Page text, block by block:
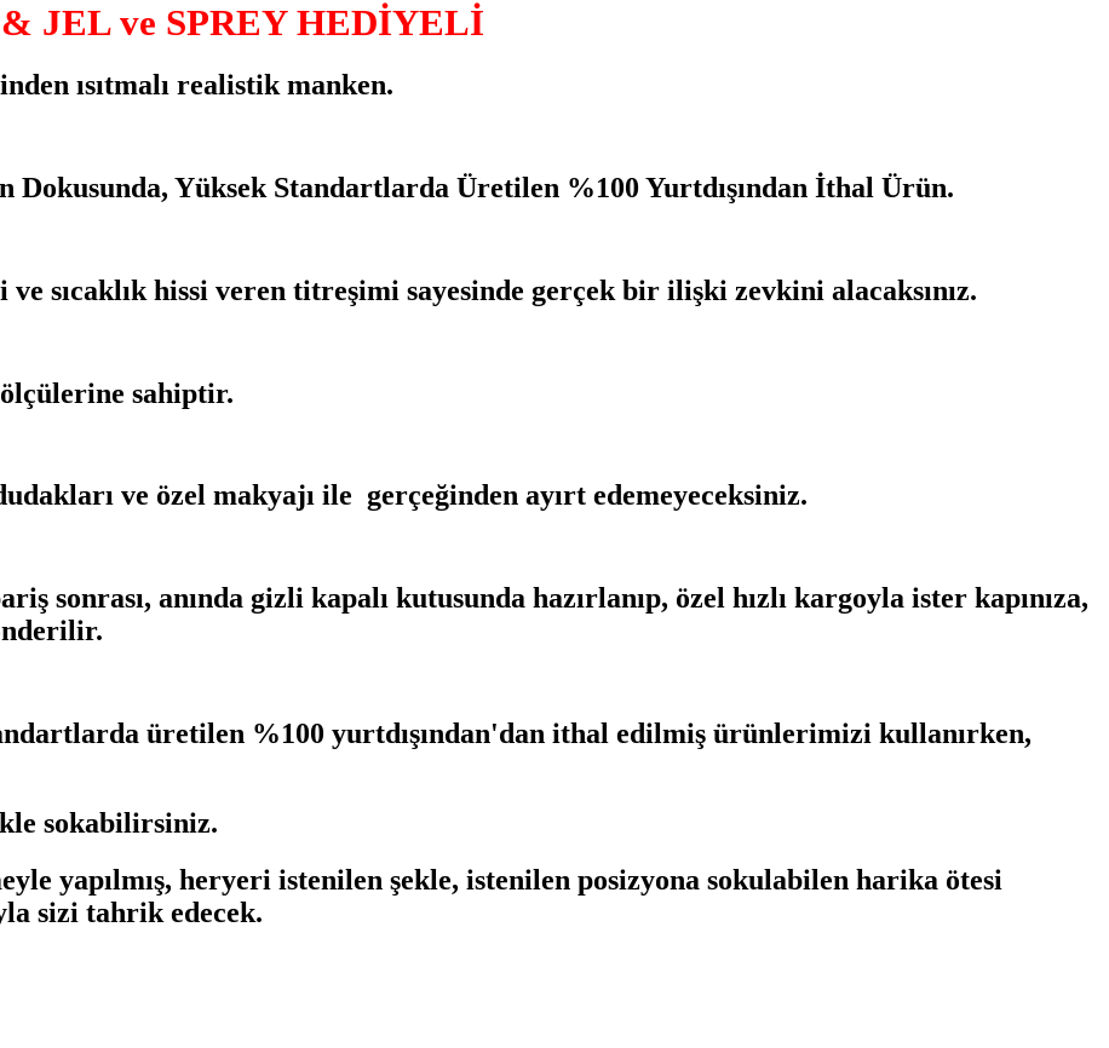
JEL ve SPREY HEDİYELİ
ısıtmalı realistik manken.
Dokusunda, Yüksek Standartlarda Üretilen %100 Yurtdışından İthal Ürün.
sıcaklık hissi veren titreşimi sayesinde gerçek bir ilişki zevkini alacaksınız.
sahiptir.
ve özel makyajı ile gerçeğinden ayırt edemeyeceksiniz.
sonrası, anında gizli kapalı kutusunda hazırlanıp, özel hızlı kargoyla ister kapınıza,
üretilen %100 yurtdışından'dan ithal edilmiş ürünlerimizi kullanırken,
sokabilirsiniz.
yapılmış, heryeri istenilen şekle, istenilen posizyona sokulabilen harika ötesi
sizi tahrik edecek.